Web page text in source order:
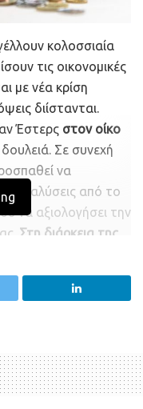
κολοσσιαία
τις οικονομικές
με νέα κρίση
διίστανται.
Έστερς στον οίκο
Σε συνεχή
να
αναλύσεις από το
να αξιολογήσει την
Στη διάρκεια της
Οι αξιολογήσεις του
για τις
εθνικές
έχουν